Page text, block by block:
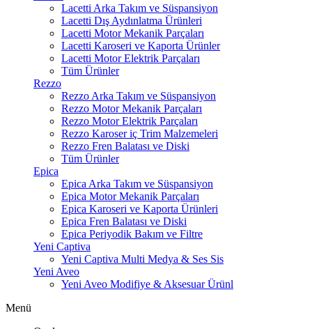
Lacetti Arka Takım ve Süspansiyon
Lacetti Dış Aydınlatma Ürünleri
Lacetti Motor Mekanik Parçaları
Lacetti Karoseri ve Kaporta Ürünler
Lacetti Motor Elektrik Parçaları
Tüm Ürünler
Rezzo
Rezzo Arka Takım ve Süspansiyon
Rezzo Motor Mekanik Parçaları
Rezzo Motor Elektrik Parçaları
Rezzo Karoser iç Trim Malzemeleri
Rezzo Fren Balatası ve Diski
Tüm Ürünler
Epica
Epica Arka Takım ve Süspansiyon
Epica Motor Mekanik Parçaları
Epica Karoseri ve Kaporta Ürünleri
Epica Fren Balatası ve Diski
Epica Periyodik Bakım ve Filtre
Yeni Captiva
Yeni Captiva Multi Medya & Ses Sis
Yeni Aveo
Yeni Aveo Modifiye & Aksesuar Ürünl
Menü